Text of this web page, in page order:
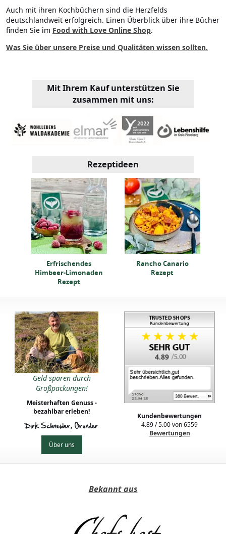
Auch mit ihren Kochbüchern sind die Herzfelds
deutschlandweit erfolgreich. Einen Überblick über ihre Bücher
finden Sie im Food with Love Online Shop.
Was Sie über unsere Preise und Qualitäten wissen sollten.
Mit Ihrem Kauf unterstützen Sie
zusammen mit uns:
Rezeptideen
Erfrischendes
Himbeer-Limonaden
Rezept
Rancho Canario
Rezept
Geld sparen durch
Großpackungen!
Meisterhaften Genuss -
bezahlbar erleben!
Dirk Schneider, Gründer
Über uns
4.89
Kundenbewertungen
4.89/5.00von6559
Bewertungen
Bekannt aus